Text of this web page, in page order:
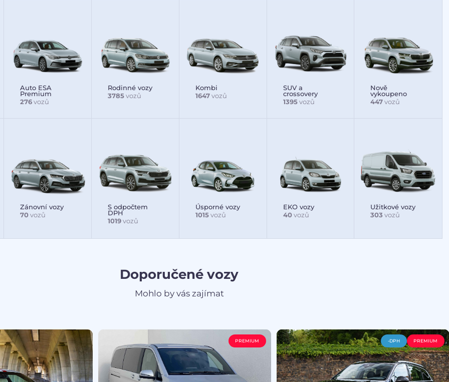
Auto ESA
Premium
276 vozů
Rodinné vozy
3785 vozů
Kombi
1647vozů
SUV a
crossovery
1395vozů
Nově
vykoupeno
447 vozů
Zánovní vozy
70 vozů
S odpočtem
DPH
1019 vozů
Úsporné vozy
1015vozů
EKO vozy
40vozů
Užitkové vozy
303 vozů
Doporučené vozy
Mohlo by vás zajímat
PREMIUM -DPH PREMIUM